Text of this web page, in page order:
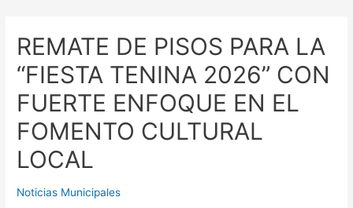
REMATE DE PISOS PARA LA
“FIESTA TENINA 2026” CON
FUERTE ENFOQUE EN EL
FOMENTO CULTURAL
LOCAL
Noticias Municipales